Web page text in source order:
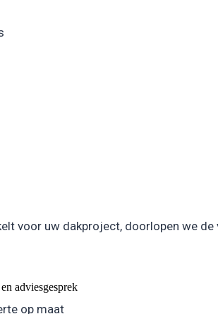
voor uw dakproject, doorlopen we de
adviesgesprek
op maat